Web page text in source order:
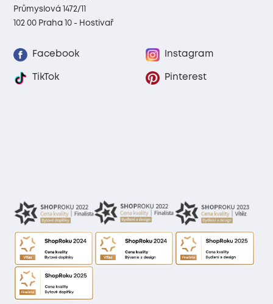
Průmyslová 1472/11
102 00 Praha 10 - Hostivař
Facebook Instagram
TikTok Pinterest